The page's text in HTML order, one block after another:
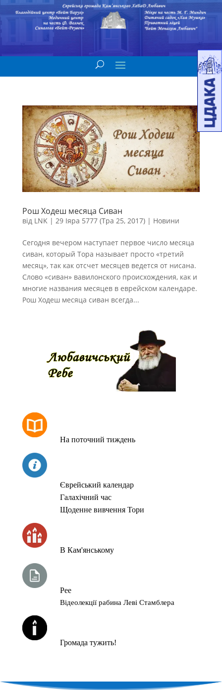
Рош Ходеш месяца Сиван
від LNK | 29 Іяра 5777 (Тра 25, 2017)| Новини
Сегодня вечером наступает первое число месяца
сиван, который Тора называет просто «третий
месяц», так как отсчет месяцев ведется от нисана.
Слово «сиван» вавилонского происхождения, как и
многие названия месяцев в еврейском календаре.
Рош Ходеш месяца сиван всегда...
На поточний тиждень
Єврейський календар
Галахічний час
Щоденне вивчення Тори
В Кам'янському
Рее
Відеолекції рабина Леві Стамблера
Громада тужить!